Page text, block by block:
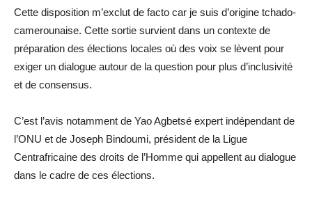
Cette disposition m’exclut de facto car je suis d’origine tchado-
camerounaise. Cette sortie survient dans un contexte de
préparation des élections locales où des voix se lèvent pour
exiger un dialogue autour de la question pour plus d’inclusivité
et de consensus.
C’est l’avis notamment de Yao Agbetsé expert indépendant de
l’ONU et de Joseph Bindoumi, président de la Ligue
Centrafricaine des droits de l’Homme qui appellent au dialogue
dans le cadre de ces élections.